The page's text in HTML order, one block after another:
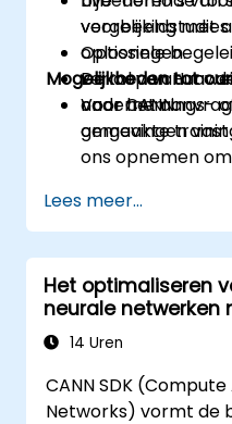
vergelijking met
oplossingen.
De rol van
ondernemings-
omgevingen
Optionele
verloop van
naar CANN.
Mogelijkheden tot
Voor het
gemaakte
ons opnemen
Lees meer...
Het optimaliseren
neurale netwerken
14 Uren
CANN SDK
Networks) vormt de